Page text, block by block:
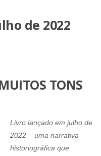
de 2022
TONS
Livro lançado em julho de
2022 – uma narrativa
historiográfica que